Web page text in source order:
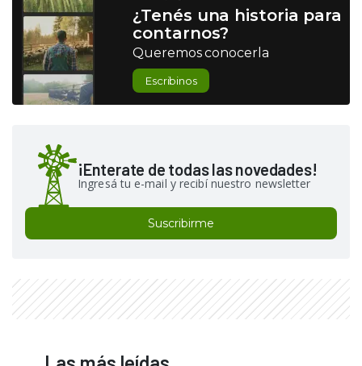
¿Tenés una historia para
contarnos?
Queremos conocerla
Escribinos
¡Enterate de todas las novedades!
Ingresá tu e-mail y recibí nuestro newsletter
Suscribirme